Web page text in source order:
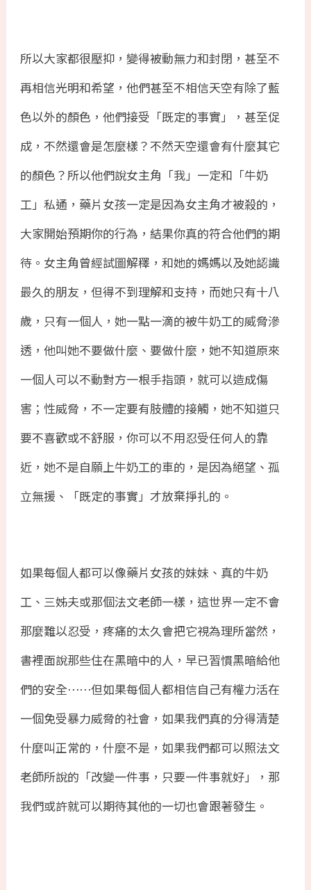
所以大家都很壓抑，變得被動無力和封閉，甚至不
再相信光明和希望，他們甚至不相信天空有除了藍
色以外的顏色，他們接受「既定的事實」，甚至促
成，不然還會是怎麼樣？不然天空還會有什麼其它
的顏色？所以他們說女主角「我」一定和「牛奶
工」私通，藥片女孩一定是因為女主角才被殺的，
大家開始預期你的行為，結果你真的符合他們的期
待。女主角曾經試圖解䆁，和她的媽媽以及她認識
最久的朋友，但得不到理解和支持，而她只有十八
歲，只有一個人，她一點一滴的被牛奶工的威脅滲
透，他叫她不要做什麼、要做什麼，她不知道原來
一個人可以不動對方一根手指頭，就可以造成傷
害；性威脅，不一定要有肢體的接觸，她不知道只
要不喜歡或不舒服，你可以不用忍受任何人的靠
近，她不是自願上牛奶工的車的，是因為絕望、孤
立無援、「既定的事實」才放棄掙扎的。
如果每個人都可以像藥片女孩的妹妹、真的牛奶
工、三姊夫或那個法文老師一樣，這世界一定不會
那麼難以忍受，疼痛的太久會把它視為理所當然，
書裡面說那些住在黑暗中的人，早已習慣黑暗給他
們的安全⋯⋯但如果每個人都相信自己有權力活在
一個免受暴力威脅的社會，如果我們真的分得清楚
什麼叫正常的，什麼不是，如果我們都可以照法文
老師所說的「改變一件事，只要一件事就好」，那
我們或許就可以期待其他的一切也會跟著發生。